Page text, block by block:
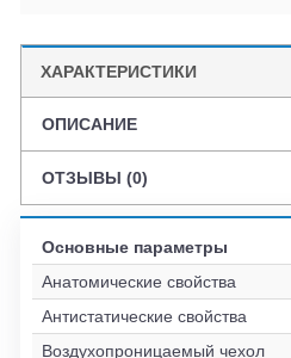
ХАРАКТЕРИСТИКИ
ОПИСАНИЕ
ОТЗЫВЫ (0)
Основные параметры
Анатомические свойства
Антистатические свойства
Воздухопроницаемый чехол